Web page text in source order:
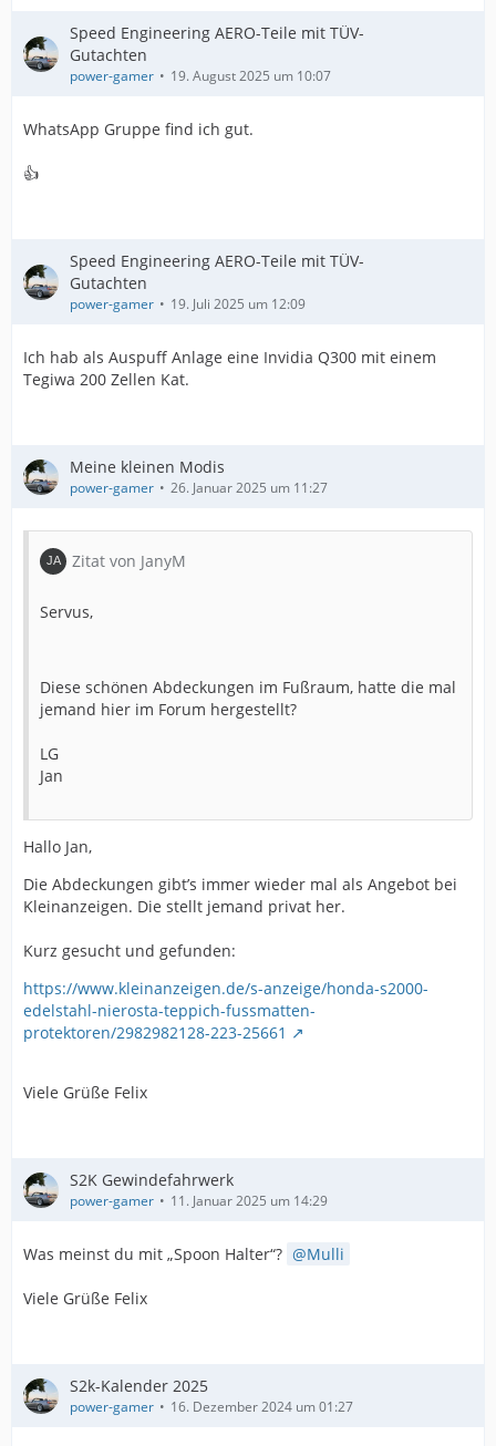
Speed Engineering AERO-Teile mit TÜV-
Gutachten
power-gamer 19. August 2025 um 10:07
WhatsApp Gruppe find ich gut.
👍
Speed Engineering AERO-Teile mit TÜV-
Gutachten
power-gamer 19. Juli 2025 um 12:09
Ich hab als Auspuff Anlage eine Invidia Q300 mit einem
Tegiwa 200 Zellen Kat.
Meine kleinen Modis
power-gamer 26. Januar 2025 um 11:27
Zitat von JanyM
Servus,
Diese schönen Abdeckungen im Fußraum, hatte die mal
jemand hier im Forum hergestellt?
LG
Jan
Hallo Jan,
Die Abdeckungen gibt’s immer wieder mal als Angebot bei
Kleinanzeigen. Die stellt jemand privat her.
Kurz gesucht und gefunden:
https://www.kleinanzeigen.de/s-anzeige/honda-s2000-
edelstahl-nierosta-teppich-fussmatten-
protektoren/2982982128-223-25661
Viele Grüße Felix
S2K Gewindefahrwerk
power-gamer 11. Januar 2025 um 14:29
Was meinst du mit „Spoon Halter“? Mulli
Viele Grüße Felix
S2k-Kalender 2025
power-gamer 16. Dezember 2024 um 01:27